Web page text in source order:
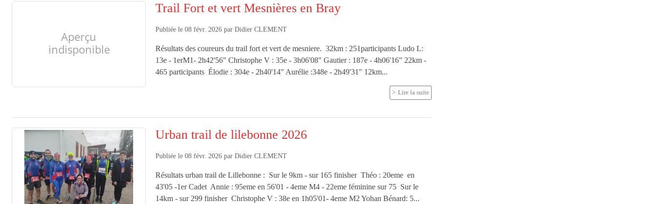
Trail Fort et vert Mesnières en Bray
Publiée le08 févr. 2026 parDidier CLEMENT
Résultats des coureurs du trail fort et vert de mesniere. 32km : 251participants Ludo L:
13e - 1erM1- 2h42'56" Christophe V : 35e - 3h06'08" Gautier : 187e - 4h06'16" 22km -
465 participants Élodie : 304e - 2h40'14" Aurélie :348e - 2h49'31" 12km...
Lire la suite
Urban trail de lilebonne 2026
Publiée le08 févr. 2026 parDidier CLEMENT
Résultats urban trail de Lillebonne : Sur le 9km - sur 165 finisher Théo : 20eme en
43'05 -1er Cadet Annie : 95eme en 56'01 - 4eme M4 - 22eme féminine sur 75 Sur le
14km - sur 299 finisher Christophe V : 38e en 1h05'01- 4eme M2 Yohan Bénard: 5...